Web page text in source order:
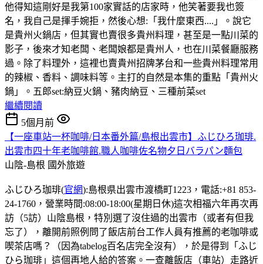
他得知這剛好是我第100家實話的店家時，他笑著要我也簽
名，我自己是揮手婉拒，然後心想:「我什麼東西....」。說它
是貴州火鍋店，但其實也賣很多貴州料理，甚至是一點川菜的
影子，後來才知老闆、老闆娘都是貴州人，也在川菜餐廳服務
過。除了料理外，這裡也賣貴州招牌茅台和一些貴州料理常用
的辣椒、香料、調味料等。主打的自然是本集的重點「貴州火
鍋」。五郎set:納豆火鍋、豬肉納豆、三種前菜set
繼續閱讀
5個月前
【一座車站一杯咖啡/日本番外篇/島根出雲市】ふじひろ珈琲.
出雲市四十年老咖啡館.職人咖啡佐名物夕日バラパン麵包
山陰-島根 國外旅遊
ふじひろ珈琲(官網):島根県出雲市渡橋町1223，電話:+81 853-
24-1760，營業時間:08:00-18:00(星期日休)這次相福六年再次再
訪（5訪）山陰島根，特別選了沒住過的出雲市（或者有但我
忘了），離開前照例問了飯店前台工作人員有推薦的老咖啡或
喫茶店嗎？（因為tabelog百名店完全沒有），於是得到「ふじ
ひら珈琲」這個再地人給的答案。一查離飯店（車站）走路近